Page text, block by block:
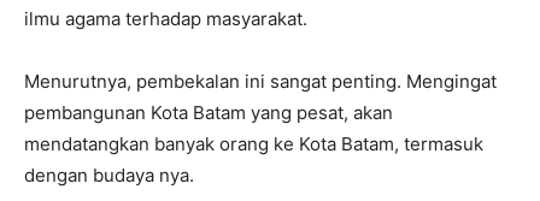
ilmu agama terhadap masyarakat.
Menurutnya, pembekalan ini sangat penting. Mengingat
pembangunan Kota Batam yang pesat, akan
mendatangkan banyak orang ke Kota Batam, termasuk
dengan budaya nya.